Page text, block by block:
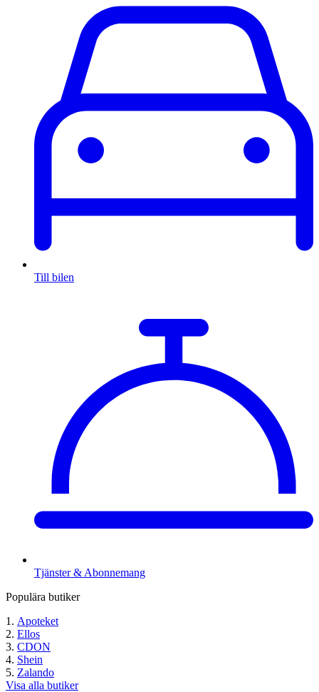
Till bilen
Tjänster & Abonnemang
Populära butiker
Apoteket
Ellos
CDON
Shein
Zalando
Visa alla butiker